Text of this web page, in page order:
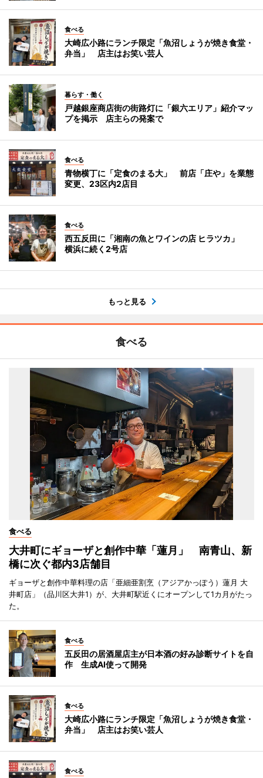
食べる
大崎広小路にランチ限定「魚沼しょうが焼き食堂・
弁当」 店主はお笑い芸人
暮らす・働く
戸越銀座商店街の街路灯に「銀六エリア」紹介マッ
プを掲示 店主らの発案で
食べる
青物横丁に「定食のまる大」 前店「庄や」を業態
変更、23区内2店目
食べる
西五反田に「湘南の魚とワインの店 ヒラツカ」
横浜に続く2号店
もっと見る
食べる
食べる
大井町にギョーザと創作中華「蓮月」 南青山、新
橋に次ぐ都内3店舗目
ギョーザと創作中華料理の店「亜細亜割烹（アジアかっぽう）蓮月 大
井町店」（品川区大井1）が、大井町駅近くにオープンして1カ月がたっ
た。
食べる
五反田の居酒屋店主が日本酒の好み診断サイトを自
作 生成AI使って開発
食べる
大崎広小路にランチ限定「魚沼しょうが焼き食堂・
弁当」 店主はお笑い芸人
食べる